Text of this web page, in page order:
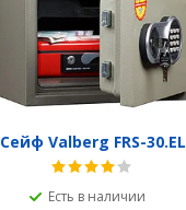
Сейф Valberg FRS-30.EL
Есть в наличии